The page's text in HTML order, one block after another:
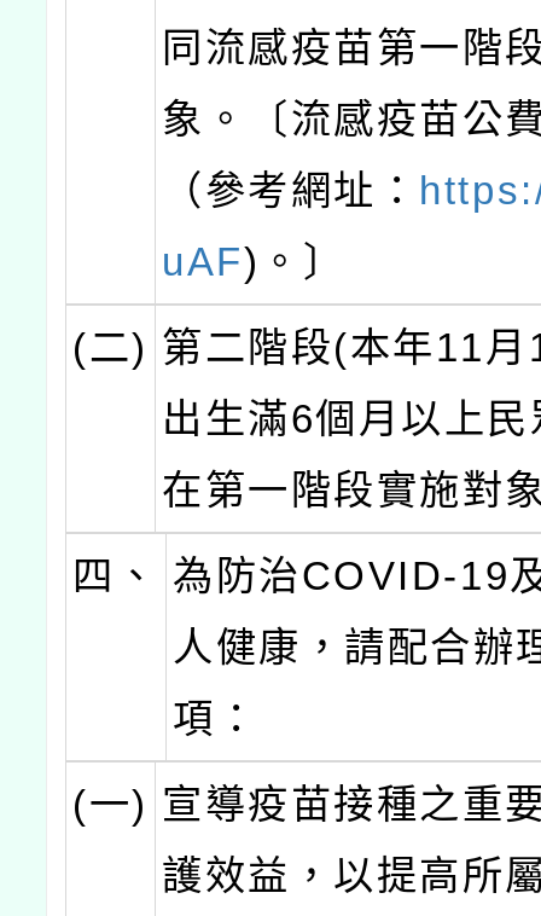
同流感疫苗第一階
象。〔流感疫苗公
（參考網址：
uAF)。〕
(二) 第二階段(本年11
出生滿6個月以上
在第一階段實施對
四、
為防治COVID-19
人健康，請配合辦
項：
(一) 宣導疫苗接種之重
護效益，以提高所